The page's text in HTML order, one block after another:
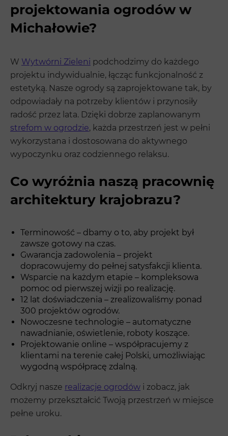
projektowania ogrodów w
Michałowie?
W Wytwórni Zieleni podchodzimy do każdego
projektu indywidualnie, łącząc funkcjonalność z
estetyką. Nasze ogrody są zaprojektowane tak, by
odpowiadały na potrzeby klientów i przynosiły
radość przez lata. Dzięki dobrze zaplanowanym
strefom w ogrodzie, każda przestrzeń jest w pełni
wykorzystana i dostosowana do aktywnego
wypoczynku oraz codziennego relaksu.
Co wyróżnia naszą pracownię
architektury krajobrazu?
Terminowość – dbamy o to, aby projekt był
zawsze gotowy na czas.
Gwarancja zadowolenia – projekt
dopracowujemy do pełnej satysfakcji klienta.
Wsparcie na każdym etapie – kompleksowa
pomoc od pierwszej wizji po realizację.
12 lat doświadczenia – zrealizowaliśmy ponad
300 projektów ogrodów.
Nowoczesne technologie – automatyczne
nawadnianie, oświetlenie, roboty koszące.
Projektowanie online – współpracujemy z
klientami na terenie całej Polski, umożliwiając
wygodną współpracę zdalną.
Odkryj nasze realizacje ogrodów i zobacz, jak
możemy przekształcić Twoją przestrzeń w miejsce
pełne uroku.